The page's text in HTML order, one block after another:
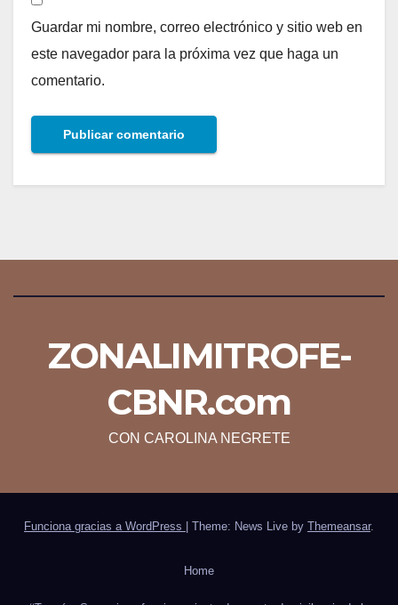
Guardar mi nombre, correo electrónico y sitio web en
este navegador para la próxima vez que haga un
comentario.
ZONALIMITROFE-
CBNR.com
CON CAROLINA NEGRETE
Funciona gracias a WordPress Theme: News Live by Themeansar.
Home